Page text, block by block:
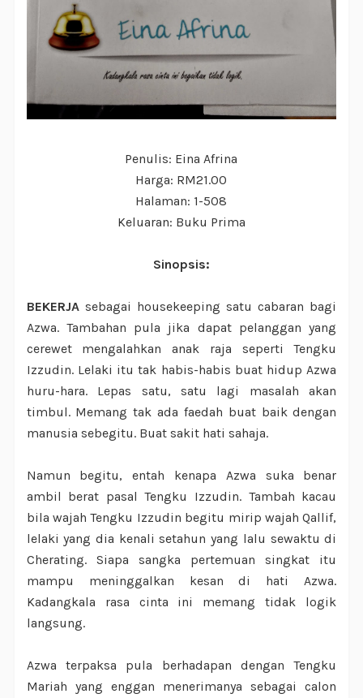
Penulis: Eina Afrina
Harga: RM21.00
Halaman: 1-508
Keluaran: Buku Prima
Sinopsis:
BEKERJA sebagai housekeeping satu cabaran bagi
Azwa. Tambahan pula jika dapat pelanggan yang
cerewet mengalahkan anak raja seperti Tengku
Izzudin. Lelaki itu tak habis-habis buat hidup Azwa
huru-hara. Lepas satu, satu lagi masalah akan
timbul. Memang tak ada faedah buat baik dengan
manusia sebegitu. Buat sakit hati sahaja.
Namun begitu, entah kenapa Azwa suka benar
ambil berat pasal Tengku Izzudin. Tambah kacau
bila wajah Tengku Izzudin begitu mirip wajah Qallif,
lelaki yang dia kenali setahun yang lalu sewaktu di
Cherating. Siapa sangka pertemuan singkat itu
mampu meninggalkan kesan di hati Azwa.
Kadangkala rasa cinta ini memang tidak logik
langsung.
Azwa terpaksa pula berhadapan dengan Tengku
Mariah yang enggan menerimanya sebagai calon